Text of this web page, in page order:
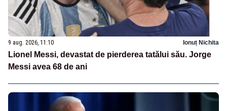
9 aug. 2026, 11:10 Ionuț Nichita
Lionel Messi, devastat de pierderea tatălui său. Jorge
Messi avea 68 de ani